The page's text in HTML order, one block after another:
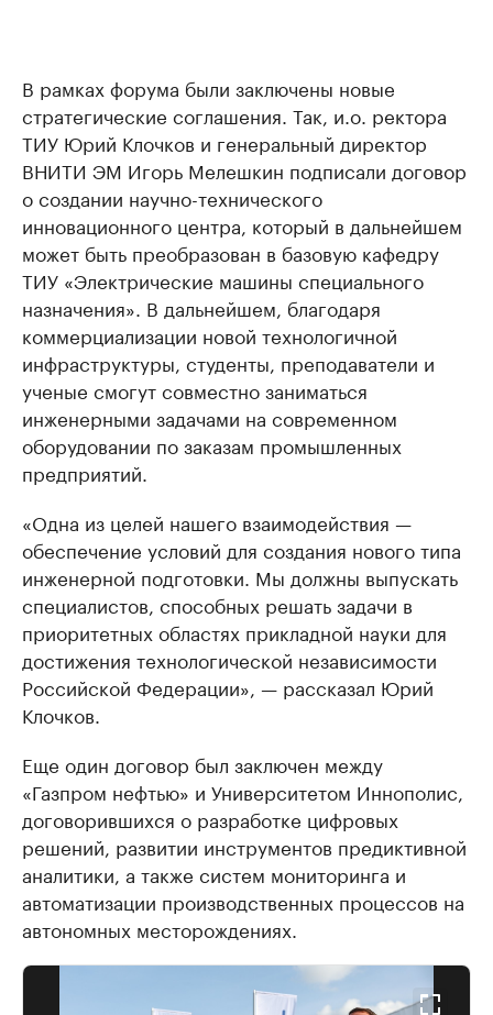
В рамках форума были заключены новые
стратегические соглашения. Так, и.о. ректора
ТИУ Юрий Клочков и генеральный директор
ВНИТИ ЭМ Игорь Мелешкин подписали договор
о создании научно-технического
инновационного центра, который в дальнейшем
может быть преобразован в базовую кафедру
ТИУ «Электрические машины специального
назначения». В дальнейшем, благодаря
коммерциализации новой технологичной
инфраструктуры, студенты, преподаватели и
ученые смогут совместно заниматься
инженерными задачами на современном
оборудовании по заказам промышленных
предприятий.
«Одна из целей нашего взаимодействия —
обеспечение условий для создания нового типа
инженерной подготовки. Мы должны выпускать
специалистов, способных решать задачи в
приоритетных областях прикладной науки для
достижения технологической независимости
Российской Федерации», — рассказал Юрий
Клочков.
Еще один договор был заключен между
«Газпром нефтью» и Университетом Иннополис,
договорившихся о разработке цифровых
решений, развитии инструментов предиктивной
аналитики, а также систем мониторинга и
автоматизации производственных процессов на
автономных месторождениях.